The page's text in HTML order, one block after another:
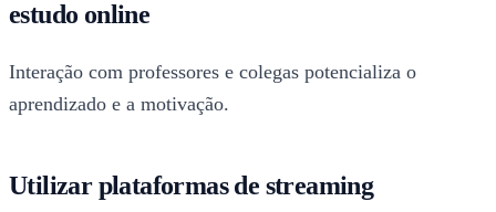
estudo online
Interação com professores e colegas potencializa o
aprendizado e a motivação.
Utilizar plataformas de streaming